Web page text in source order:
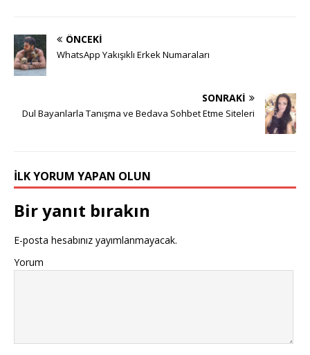
ÖNCEKI
WhatsApp Yakışıklı Erkek Numaraları
SONRAKI
Dul Bayanlarla Tanışma ve Bedava Sohbet Etme Siteleri
İLK YORUM YAPAN OLUN
Bir yanıt bırakın
E-posta hesabınız yayımlanmayacak.
Yorum